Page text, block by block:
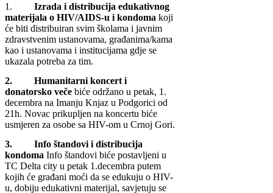
1. Izrada i distribucija edukativnog
materijala o HIV/AIDS-u i kondoma koji
će biti distribuiran svim školama i javnim
zdravstvenim ustanovama, građanima/kama
kao i ustanovama i institucijama gdje se
ukazala potreba za tim.
2. Humanitarni koncert i
donatorsko veče biće održano u petak, 1.
decembra na Imanju Knjaz u Podgorici od
21h. Novac prikupljen na koncertu biće
usmjeren za osobe sa HIV-om u Crnoj Gori.
3. Info štandovi i distribucija
kondoma Info štandovi biće postavljeni u
TC Delta city u petak 1.decembra putem
kojih će građani moći da se edukuju o HIV-
u, dobiju edukativni materijal, savjetuju se